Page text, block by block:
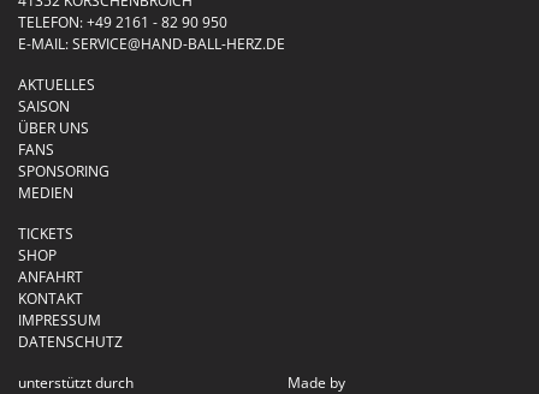
TELEFON:+49 2161 - 82 90 950
E-MAIL:SERVICE@HAND-BALL-HERZ.DE
AKTUELLES
SAISON
ÜBER UNS
FANS
SPONSORING
MEDIEN
TICKETS
SHOP
ANFAHRT
KONTAKT
IMPRESSUM
DATENSCHUTZ
unterstützt durch
Made by